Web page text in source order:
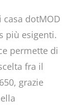
dotMOD
più esigenti.
permette di
fra il
grazie